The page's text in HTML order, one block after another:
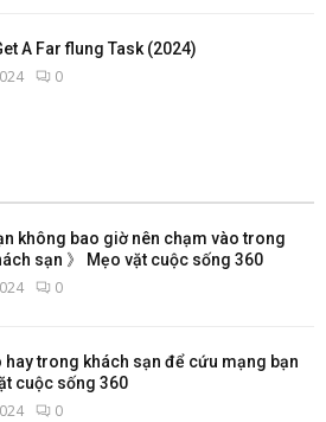
A Far flung Task (2024)
0
không bao giờ nên chạm vào trong
sạn 》 Mẹo vặt cuộc sống 360
0
hay trong khách sạn để cứu mạng bạn
cuộc sống 360
0